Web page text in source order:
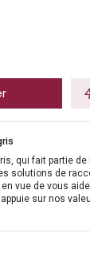
qui fait partie
solutions de
vue de vous
sur nos